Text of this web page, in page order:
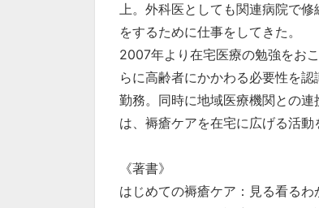
上。外科医としても関連病院で
をするために仕事をしてきた。
2007年より在宅医療の勉強をお
らに高齢者にかかわる必要性を
勤務。同時に地域医療機関との
は、褥瘡ケアを在宅に広げる活動
《著書》
はじめての褥瘡ケア：見る看るわ